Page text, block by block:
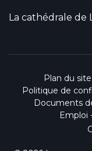
La cathédrale de
Plan du site
Politique de
Documents
Emploi